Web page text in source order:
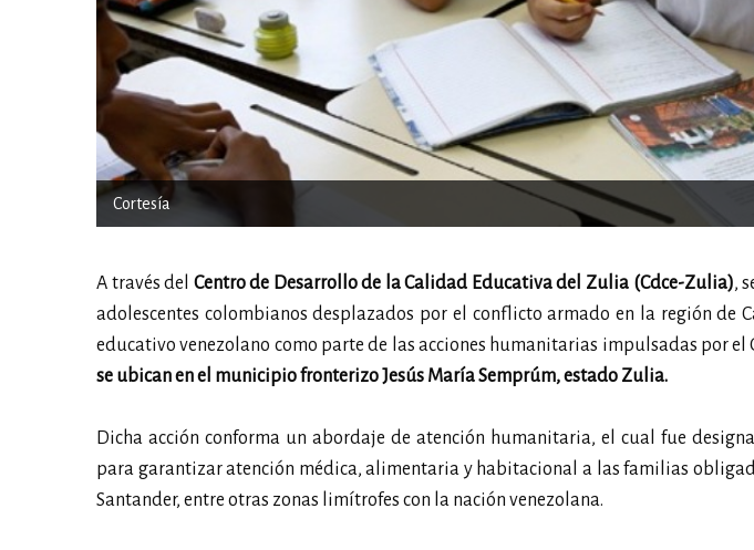
Cortesía
A través del Centro de Desarrollo de la Calidad Educativa del Zulia (Cdce-Zulia),
adolescentes colombianos desplazados por el conflicto armado en la región de
educativo venezolano como parte de las acciones humanitarias impulsadas por el
se ubican en el municipio fronterizo Jesús María Semprúm, estado Zulia.
Dicha acción conforma un abordaje de atención humanitaria, el cual fue
para garantizar atención médica, alimentaria y habitacional a las familias
Santander, entre otras zonas limítrofes con la nación venezolana.